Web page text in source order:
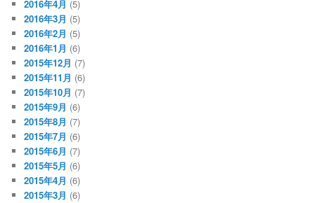
2016年4月 (5)
2016年3月 (5)
2016年2月 (5)
2016年1月 (6)
2015年12月 (7)
2015年11月 (6)
2015年10月 (7)
2015年9月 (6)
2015年8月 (7)
2015年7月 (6)
2015年6月 (7)
2015年5月 (6)
2015年4月 (6)
2015年3月 (6)